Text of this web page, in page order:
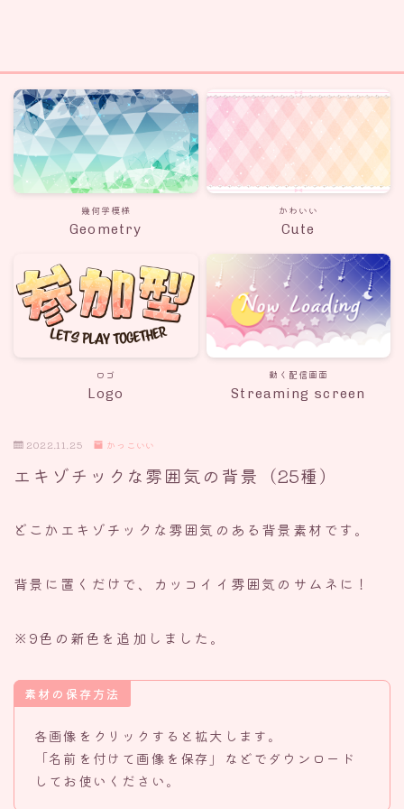
幾何学模様
Geometry
かわいい
Cute
ロゴ
Logo
動く配信画面
Streaming screen
2022.11.25 かっこいい
エキゾチックな雰囲気の背景（25種）
どこかエキゾチックな雰囲気のある背景素材です。
背景に置くだけで、カッコイイ雰囲気のサムネに！
※9色の新色を追加しました。
素材の保存方法
各画像をクリックすると拡大します。
「名前を付けて画像を保存」などでダウンロード
してお使いください。